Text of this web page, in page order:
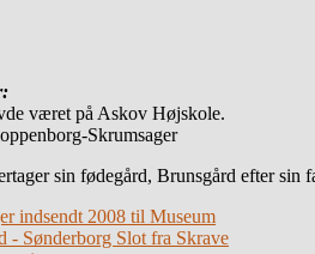
været på Askov Højskole.
Skrumsager
sin fødegård, Brunsgård efter